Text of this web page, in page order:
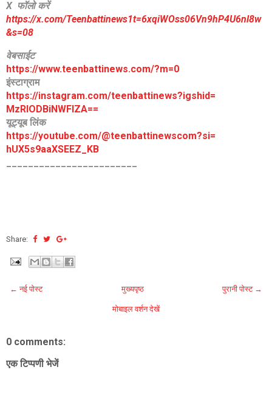
X फॉलो करें
https://x.com/Teenbattinews1t=6xqiWOss06Vn9hP4U6nl8w
&s=08
वेबसाईट
https://www.teenbattinews.com/?m=0
इंस्टाग्राम
https://instagram.com/teenbattinews?igshid=
MzRlODBiNWFlZA==
यूट्यूब लिंक
https://youtube.com/@teenbattinewscom?si=
hUX5s9aaXSEEZ_KB
Share:
← नई पोस्ट पुरानी पोस्ट →
मुख्यपृष्ठ
मोबाइल वर्शन देखें
0 comments:
एक टिप्पणी भेजें